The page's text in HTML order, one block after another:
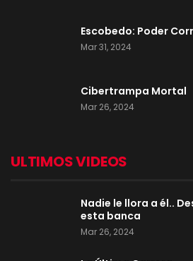
Escobedo: Poder
Mar 31, 2024
Cibertrampa Mortal
Mar 26, 2024
ULTIMOS VIDEOS
Nadie le llora a él..
esta banca
Mar 26, 2024